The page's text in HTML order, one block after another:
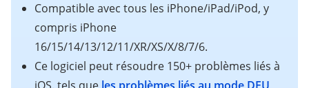
Compatible avec tous les iPhone/iPad/iPod, y
compris iPhone
16/15/14/13/12/11/XR/XS/X/8/7/6.
Ce logiciel peut résoudre 150+ problèmes liés à